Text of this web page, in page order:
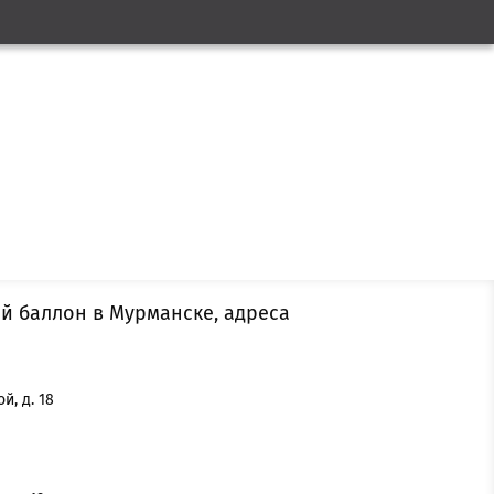
баллон в Мурманске, адреса
д. 18